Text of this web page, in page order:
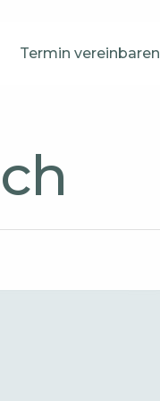
Termin vereinbaren